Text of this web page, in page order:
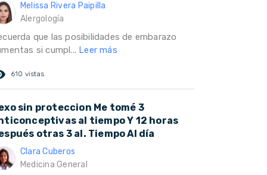
Melissa Rivera Paipilla
Alergología
que las posibilidades de embarazo
si cumpl... Leer más
610 vistas
sin proteccion Me tomé 3
al tiempo Y 12 horas
otras 3 al. Tiempo Al día
Clara Cuberos
Medicina General